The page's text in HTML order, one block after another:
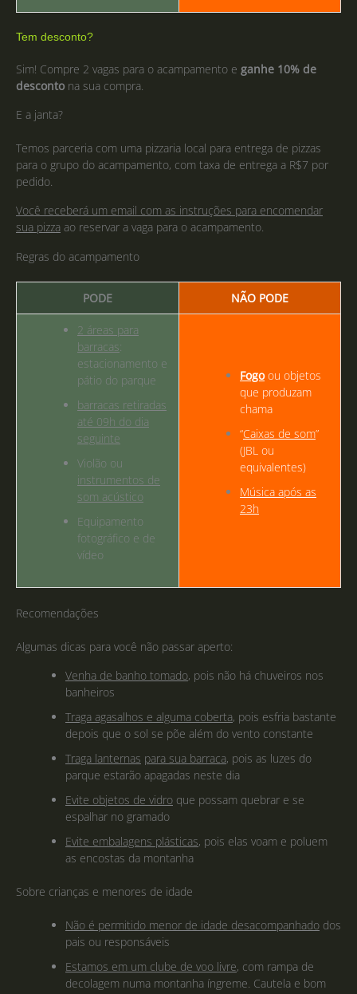
Tem desconto?
Sim! Compre 2 vagas para o acampamento e ganhe 10% de
desconto na sua compra.
E a janta?
Temos parceria com uma pizzaria local para entrega de pizzas
para o grupo do acampamento, com taxa de entrega a R$7 por
pedido.
Você receberá um email com as instruções para encomendar
sua pizza ao reservar a vaga para o acampamento.
Regras do acampamento
PODE NÃO PODE
2 áreas para
barracas:
estacionamento e
pátio do parque
barracas retiradas
até 09h do dia
seguinte
Violão ou
instrumentos de
som acústico
Equipamento
fotográfico e de
vídeo
Fogoou objetos
que produzam
chama
“Caixas de som”
(JBL ou
equivalentes)
Música após as
23h
Recomendações
Algumas dicas para você não passar aperto:
Venha de banho tomado, pois não há chuveiros nos
banheiros
Traga agasalhos e alguma coberta, pois esfria bastante
depois que o sol se põe além do vento constante
Traga lanternas para sua barraca, pois as luzes do
parque estarão apagadas neste dia
Evite objetos de vidro que possam quebrar e se
espalhar no gramado
Evite embalagens plásticas, pois elas voam e poluem
as encostas da montanha
Sobre crianças e menores de idade
Não é permitido menor de idade desacompanhado dos
pais ou responsáveis
Estamos em um clube de voo livre, com rampa de
decolagem numa montanha íngreme. Cautela e bom